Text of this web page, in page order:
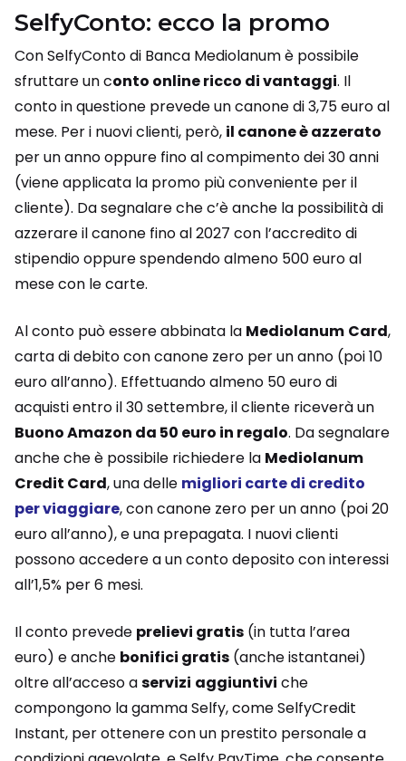
SelfyConto: ecco la promo
Con SelfyConto di Banca Mediolanum è possibile
sfruttare un conto online ricco di vantaggi. Il
conto in questione prevede un canone di 3,75 euro al
mese. Per i nuovi clienti, però, il canone è azzerato
per un anno oppure fino al compimento dei 30 anni
(viene applicata la promo più conveniente per il
cliente). Da segnalare che c’è anche la possibilità di
azzerare il canone fino al 2027 con l’accredito di
stipendio oppure spendendo almeno 500 euro al
mese con le carte.
Al conto può essere abbinata la Mediolanum Card,
carta di debito con canone zero per un anno (poi 10
euro all’anno). Effettuando almeno 50 euro di
acquisti entro il 30 settembre, il cliente riceverà un
Buono Amazon da 50 euro in regalo. Da segnalare
anche che è possibile richiedere la Mediolanum
Credit Card, una delle migliori carte di credito
per viaggiare, con canone zero per un anno (poi 20
euro all’anno), e una prepagata. I nuovi clienti
possono accedere a un conto deposito con interessi
all’1,5% per 6 mesi.
Il conto prevede prelievi gratis (in tutta l’area
euro) e anche bonifici gratis (anche istantanei)
oltre all’acceso aservizi aggiuntivi che
compongono la gamma Selfy, come SelfyCredit
Instant, per ottenere con un prestito personale a